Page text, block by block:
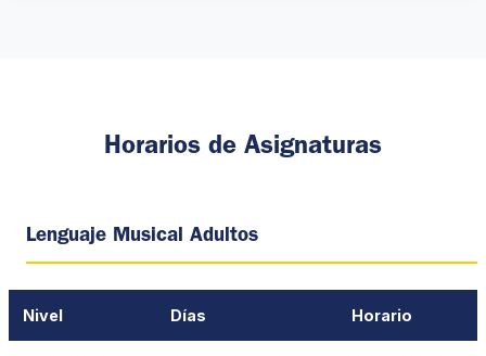
Horarios de Asignaturas
Lenguaje Musical Adultos
Nivel Días Horario